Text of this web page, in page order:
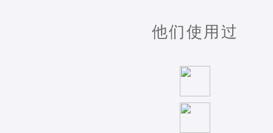
他们使用过